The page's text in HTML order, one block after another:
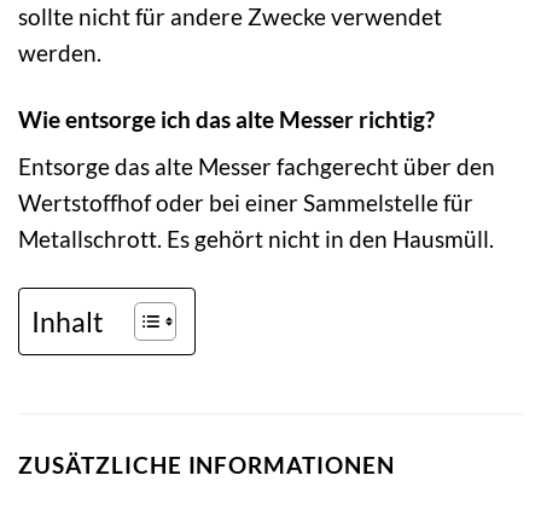
sollte nicht für andere Zwecke verwendet
werden.
Wie entsorge ich das alte Messer richtig?
Entsorge das alte Messer fachgerecht über den
Wertstoffhof oder bei einer Sammelstelle für
Metallschrott. Es gehört nicht in den Hausmüll.
Inhalt
ZUSÄTZLICHE INFORMATIONEN